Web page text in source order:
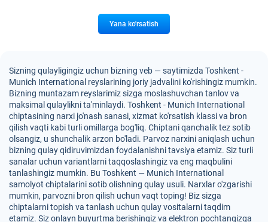
Yana ko'rsatish
Sizning qulayligingiz uchun bizning veb — saytimizda Toshkent -
Munich International reyslarining joriy jadvalini ko'rishingiz mumkin.
Bizning muntazam reyslarimiz sizga moslashuvchan tanlov va
maksimal qulaylikni ta'minlaydi. Toshkent - Munich International
chiptasining narxi jo'nash sanasi, xizmat ko'rsatish klassi va bron
qilish vaqti kabi turli omillarga bog'liq. Chiptani qanchalik tez sotib
olsangiz, u shunchalik arzon bo'ladi. Parvoz narxini aniqlash uchun
bizning qulay qidiruvimizdan foydalanishni tavsiya etamiz. Siz turli
sanalar uchun variantlarni taqqoslashingiz va eng maqbulini
tanlashingiz mumkin. Bu Toshkent — Munich International
samolyot chiptalarini sotib olishning qulay usuli. Narxlar o'zgarishi
mumkin, parvozni bron qilish uchun vaqt toping! Biz sizga
chiptalarni topish va tanlash uchun qulay vositalarni taqdim
etamiz. Siz onlayn buyurtma berishingiz va elektron pochtangizga